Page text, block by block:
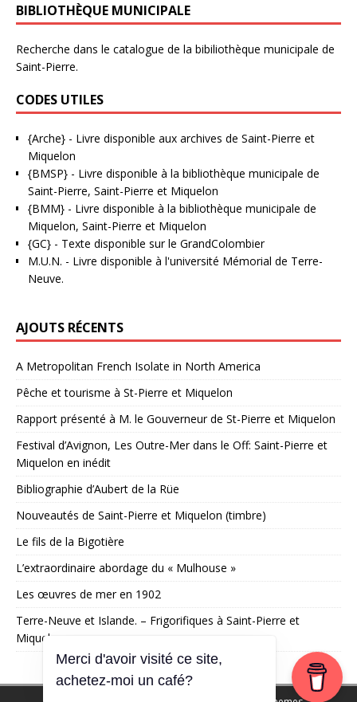
BIBLIOTHÈQUE MUNICIPALE
Recherche dans le catalogue de la bibiliothèque municipale de
Saint-Pierre.
CODES UTILES
{Arche} - Livre disponible aux archives de Saint-Pierre et
Miquelon
{BMSP} - Livre disponible à la bibliothèque municipale de
Saint-Pierre, Saint-Pierre et Miquelon
{BMM} - Livre disponible à la bibliothèque municipale de
Miquelon, Saint-Pierre et Miquelon
{GC} - Texte disponible sur le GrandColombier
M.U.N. - Livre disponible à l'université Mémorial de Terre-
Neuve.
AJOUTS RÉCENTS
A Metropolitan French Isolate in North America
Pêche et tourisme à St-Pierre et Miquelon
Rapport présenté à M. le Gouverneur de St-Pierre et Miquelon
Festival d’Avignon, Les Outre-Mer dans le Off: Saint-Pierre et
Miquelon en inédit
Bibliographie d’Aubert de la Rüe
Nouveautés de Saint-Pierre et Miquelon (timbre)
Le fils de la Bigotière
L’extraordinaire abordage du « Mulhouse »
Les œuvres de mer en 1902
Terre-Neuve et Islande. – Frigorifiques à Saint-Pierre et
Miquelon
Merci d'avoir visité ce site,
achetez-moi un café?